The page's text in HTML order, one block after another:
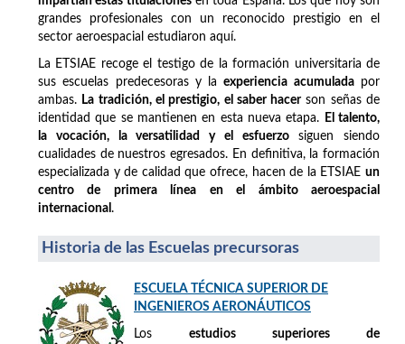
grandes profesionales con un reconocido prestigio en el
sector aeroespacial estudiaron aquí.
La ETSIAE recoge el testigo de la formación universitaria de
sus escuelas predecesoras y laexperiencia acumuladapor
ambas. La tradición, el prestigio, el saber hacerson señas de
identidad que se mantienen en esta nueva etapa.
El talento,
la vocación, la versatilidad y el esfuerzosiguen siendo
cualidades de nuestros egresados. En definitiva, la formación
especializada y de calidad que ofrece, hacen de la ETSIAE un
centro de primera línea en el ámbito aeroespacial
internacional .
Historia de las Escuelas precursoras
ESCUELA TÉCNICA SUPERIOR DE
INGENIEROS AERONÁUTICOS
Los estudios superiores de